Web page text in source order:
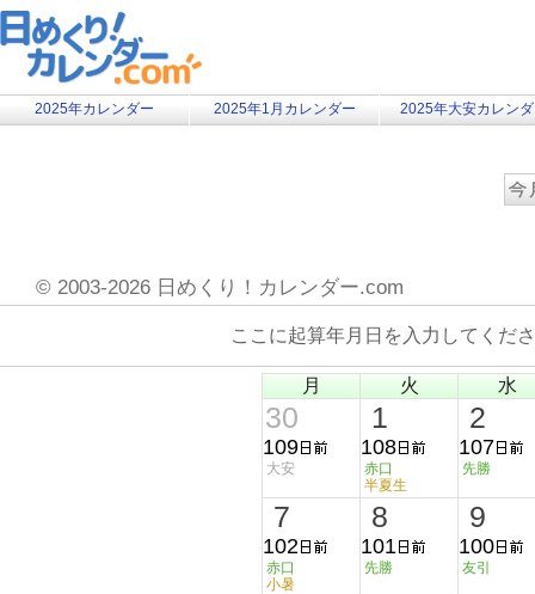
2025年カレンダー 2025年1月カレンダー 2025年大安カレン
© 2003-2026 日めくり！カレンダー.com
ここに起算年月日を入力してく
月 火 水
30
109
大安
1
108
赤口
半夏生
2
107
先勝
7
102
赤口
小暑
8
101
先勝
9
100
友引